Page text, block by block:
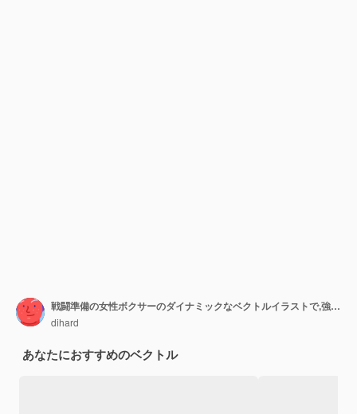
戦闘準備の女性ボクサーのダイナミックなベクトルイラストで,強さと決意を示しています.
dihard
あなたにおすすめのベクトル